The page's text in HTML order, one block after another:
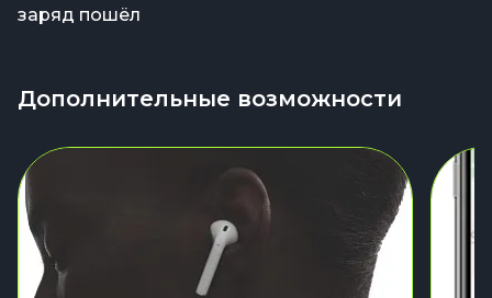
заряд пошёл
Дополнительные возможности